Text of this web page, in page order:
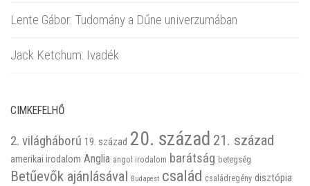
Lente Gábor: Tudomány a Dűne univerzumában
Jack Ketchum: Ivadék
CIMKEFELHŐ
2. világháború 19. század 20. század 21. század
amerikai irodalom Anglia angol irodalom barátság betegség
Betűevők ajánlásával Budapest család családregény disztópia